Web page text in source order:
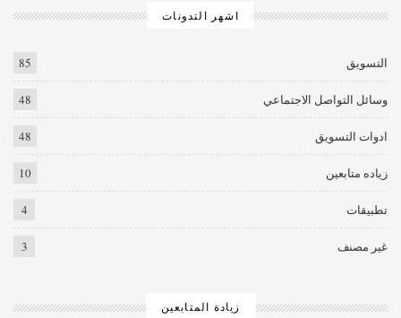
اشهر التدونات
التسويق 85
وسائل التواصل الاجتماعي 48
ادوات التسويق 48
زياده متابعين 10
تطبيقات 4
غير مصنف 3
زيادة المتابعين